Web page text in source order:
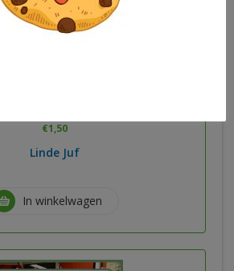
€1,50
Linde Juf
In winkelwagen